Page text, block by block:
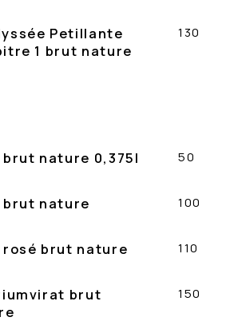
Petillante
1 brut nature
130
brut nature 0,375l 50
brut nature 100
rosé brut nature 110
brut
150